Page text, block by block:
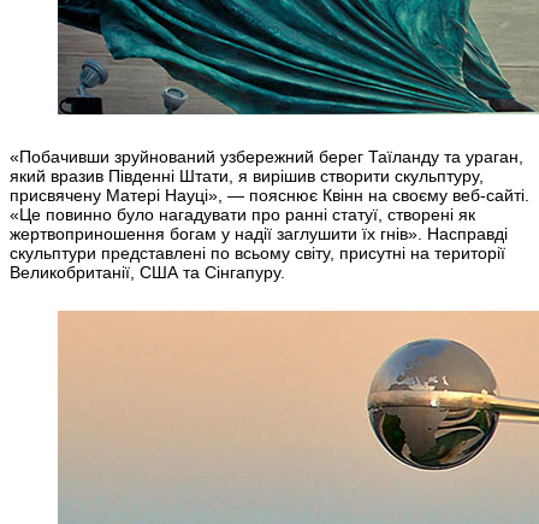
«Побачивши зруйнований узбережний берег Таїланду та ураган,
який вразив Південні Штати, я вирішив створити скульптуру,
присвячену Матері Науці», — пояснює Квінн на своєму веб-сайті.
«Це повинно було нагадувати про ранні статуї, створені як
жертвоприношення богам у надії заглушити їх гнів». Насправді
скульптури представлені по всьому світу, присутні на території
Великобританії, США та Сінгапуру.